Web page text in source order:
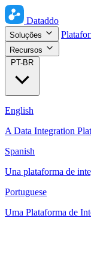
Dataddo
Soluções
Recursos
PT-BR
English
A Data Integration
Spanish
Una plataforma de
Portuguese
Uma Plataforma de